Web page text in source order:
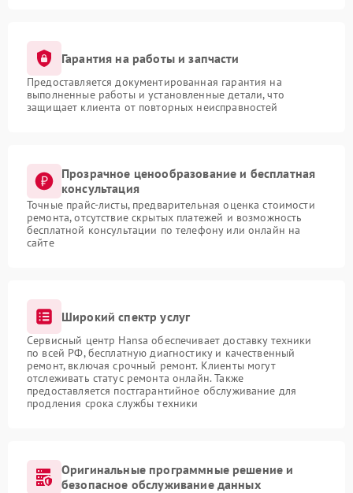
Гарантия на работы и запчасти
Предоставляется документированная гарантия на
выполненные работы и установленные детали, что
защищает клиента от повторных неисправностей
Прозрачное ценообразование и бесплатная
консультация
Точные прайс-листы, предварительная оценка стоимости
ремонта, отсутствие скрытых платежей и возможность
бесплатной консультации по телефону или онлайн на
сайте
Широкий спектр услуг
Сервисный центр Hansa обеспечивает доставку техники
по всей РФ, бесплатную диагностику и качественный
ремонт, включая срочный ремонт. Клиенты могут
отслеживать статус ремонта онлайн. Также
предоставляется постгарантийное обслуживание для
продления срока службы техники
Оригинальные программные решение и
безопасное обслуживание данных